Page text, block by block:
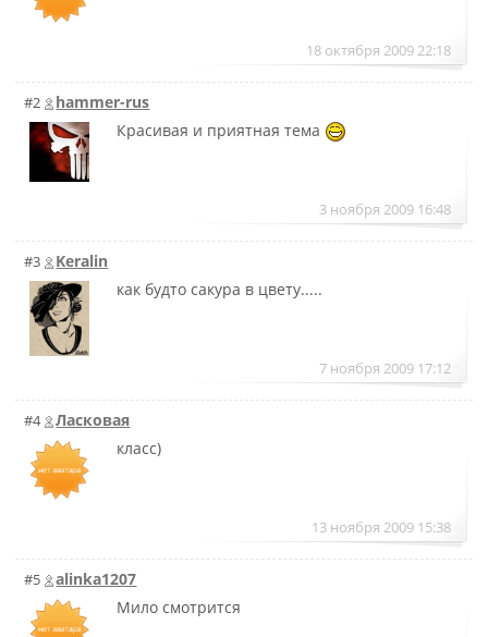
18 октября 2009 22:18
#2
hammer-rus
Красивая и приятная тема
3 ноября 2009 16:48
#3
Keralin
как будто сакура в цвету.....
7 ноября 2009 17:12
#4
Ласковая
класс)
13 ноября 2009 15:38
#5
alinka1207
Мило смотрится